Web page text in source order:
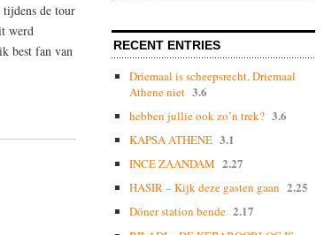
tijdens de tour
werd
best fan van
RECENT ENTRIES
Driemaal is scheepsrecht. Driemaal
Athene niet 3.6
hebben jullie ook zo’n trek? 3.6
KAPSA ATHENE 3.1
INCE ZAANDAM 2.27
HASIR – Kijk deze gasten gaan 2.25
Döner station bende 2.17